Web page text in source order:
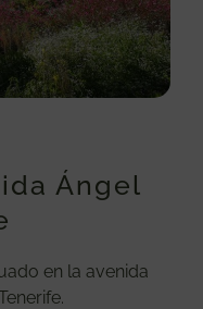
Ángel
en la avenida